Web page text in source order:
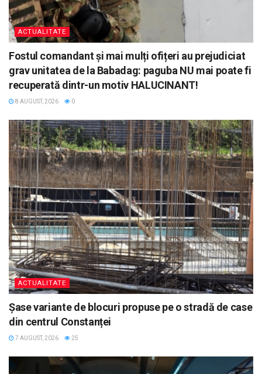
ACTUALITATE
Fostul comandant și mai mulți ofițeri au prejudiciat
grav unitatea de la Babadag: paguba NU mai poate fi
recuperată dintr-un motiv HALUCINANT!
8 AUGUST, 2026 0
ACTUALITATE
Șase variante de blocuri propuse pe o stradă de case
din centrul Constanței
7 AUGUST, 2026 25